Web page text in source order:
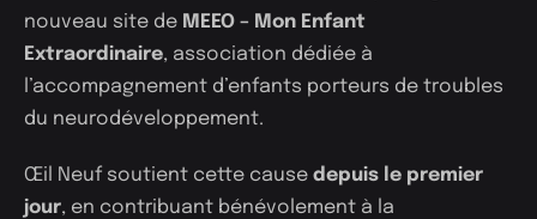
nouveau site de MEEO – Mon Enfant
Extraordinaire, association dédiée à
l’accompagnement d’enfants porteurs de troubles
du neurodéveloppement.
Œil Neuf soutient cette cause depuis le premier
jour, en contribuant bénévolement à la